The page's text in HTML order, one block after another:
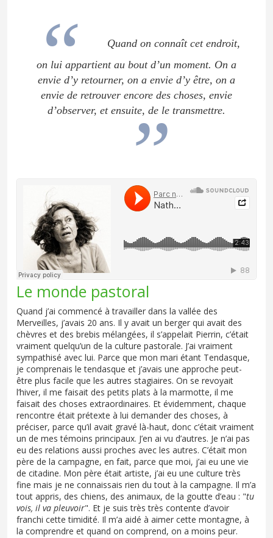
Quand on connaît cet endroit,
on lui appartient au bout d’un moment. On a
envie d’y retourner, on a envie d’y être, on a
envie de retrouver encore des choses, envie
d’observer, et ensuite, de le transmettre.
Soundcloud
Le monde pastoral
Quand j’ai commencé à travailler dans la vallée des
Merveilles, j’avais 20 ans. Il y avait un berger qui avait des
chèvres et des brebis mélangées, il s’appelait Pierrin, c’était
vraiment quelqu’un de la culture pastorale. J’ai vraiment
sympathisé avec lui. Parce que mon mari étant Tendasque,
je comprenais le tendasque et j’avais une approche peut-
être plus facile que les autres stagiaires. On se revoyait
l’hiver, il me faisait des petits plats à la marmotte, il me
faisait des choses extraordinaires. Et évidemment, chaque
rencontre était prétexte à lui demander des choses, à
préciser, parce qu’il avait gravé là-haut, donc c’était vraiment
un de mes témoins principaux. J’en ai vu d’autres. Je n’ai pas
eu des relations aussi proches avec les autres. C’était mon
père de la campagne, en fait, parce que moi, j’ai eu une vie
de citadine. Mon père était artiste, j’ai eu une culture très
fine mais je ne connaissais rien du tout à la campagne. Il m’a
tout appris, des chiens, des animaux, de la goutte d’eau : "tu
vois, il va pleuvoir". Et je suis très très contente d’avoir
franchi cette timidité. Il m’a aidé à aimer cette montagne, à
la comprendre et quand on comprend, on a moins peur.